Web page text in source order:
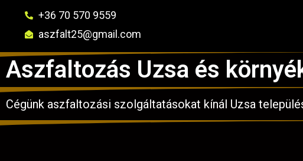
+36 70 570 9559
aszfalt25@gmail.com
Aszfaltozás Uzsa és
Cégünk aszfaltozási szolgáltatásokat kínál Uzsa